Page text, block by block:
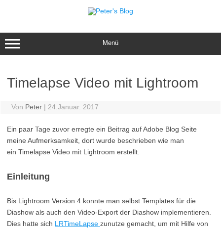
Menü
Timelapse Video mit Lightroom
Von Peter | 24.Januar. 2017
Ein paar Tage zuvor erregte ein Beitrag auf Adobe Blog Seite
meine Aufmerksamkeit, dort wurde beschrieben wie man
ein Timelapse Video mit Lightroom erstellt.
Einleitung
Bis Lightroom Version 4 konnte man selbst Templates für die
Diashow als auch den Video-Export der Diashow implementieren.
Dies hatte sich LRTimeLapse zunutze gemacht, um mit Hilfe von